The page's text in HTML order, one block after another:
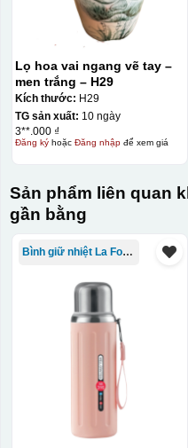
Đây là giấy decal đã in
sứ, thợ sẽ cắt thủ công
nước và trượt nhẹ lên
đó bằng nước. Người
cho vị trí logo cân đối
gạt hết nước phía dưới ra
Lọ hoa vai ngang vẽ tay –
men trắng – H29
Kích thước: H29
TG sản xuất: 10 ngày
3**.000 ₫
Đăng kýhoặc Đăng nhậpđể xem giá
Sản phẩm liên quan
gần bằng
Bình giữ nhiệt La Fonte